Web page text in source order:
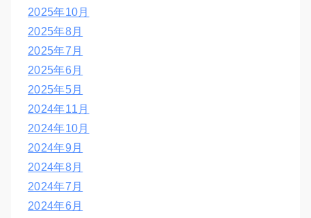
2025年10月
2025年8月
2025年7月
2025年6月
2025年5月
2024年11月
2024年10月
2024年9月
2024年8月
2024年7月
2024年6月